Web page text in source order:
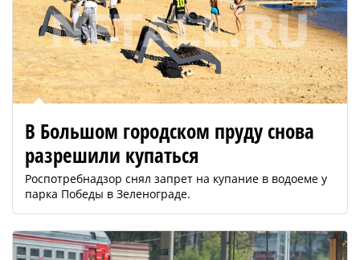
В Большом городском пруду снова
разрешили купаться
Роспотребнадзор снял запрет на купание в водоеме у
парка Победы в Зеленограде.